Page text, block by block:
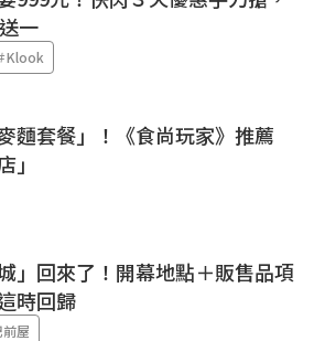
一
Klook
麵套餐」！《食尚玩家》推薦
」
」回來了！開幕地點＋販售品項
時回歸
前屋